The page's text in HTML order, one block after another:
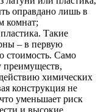
оправдано лишь в
комнат;
Такие
– в первую
стоимость. Само
преимуществ,
химических
конструкция не
уменьшает риск
и высокие